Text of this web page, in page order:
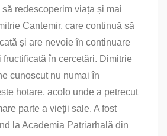
redescoperim viața și mai
Cantemir, care continuă să
și are nevoie în continuare
în cercetări. Dimitrie
cunoscut nu numai în
hotare, acolo unde a petrecut
parte a vieții sale. A fost
la Academia Patriarhală din